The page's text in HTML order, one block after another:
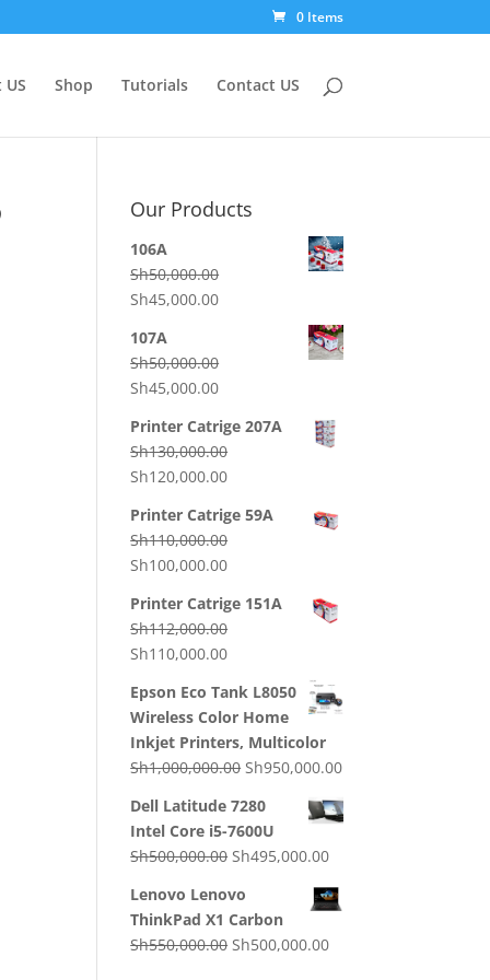
0 Items
Shop Tutorials Contact US
Our Products
106A
Sh50,000.00
Original
was:
Sh50,000.00.
Sh45,000.00Current
107A
Sh50,000.00
Original
was:
Sh50,000.00.
Sh45,000.00Current
is:
Sh45,000.00.
Printer Catrige 207A
Sh130,000.00
Original
was:
Sh130,000.00.
Sh120,000.00Current
is:
Printer Catrige 59A
Sh110,000.00
Original
was:
Sh110,000.00.
Sh100,000.00Current
is:
Printer Catrige 151A
Sh112,000.00
Original
was:
Sh112,000.00.
Sh110,000.00Current
is:
Sh110,000.00.
Epson Eco Tank L8050
Wireless Color Home
Inkjet Printers, Multicolor
Sh1,000,000.00 Original
was:
Sh1,000,000.00.
Sh950,000.00Current
is:
Dell Latitude 7280
Intel Core i5-7600U
Sh500,000.00 Original
was:
Sh500,000.00.
Sh495,000.00Current
is:
Lenovo Lenovo
ThinkPad X1 Carbon
Sh550,000.00 Original
Sh500,000.00Current